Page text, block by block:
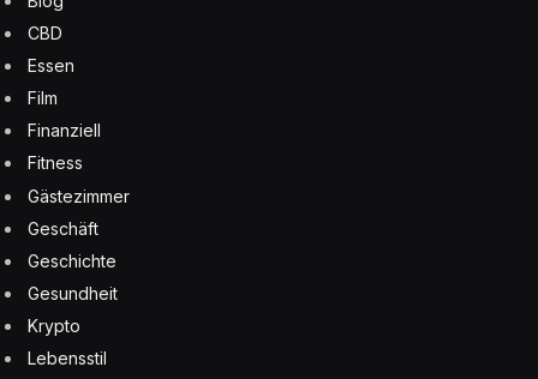
CBD
Essen
Film
Finanziell
Fitness
Gästezimmer
Geschäft
Geschichte
Gesundheit
Krypto
Lebensstil